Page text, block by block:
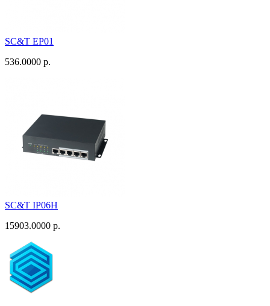
SC&T EP01
536.0000 р.
SC&T IP06H
15903.0000 р.